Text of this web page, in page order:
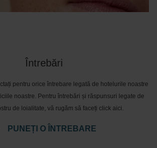
Întrebări
pentru orice întrebare legată de hotelurile noastre
noastre. Pentru întrebări și răspunsuri legate de
de loialitate, vă rugăm să faceți click aici.
PUNEȚI O ÎNTREBARE